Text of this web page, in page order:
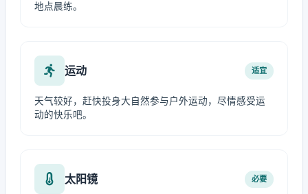
地点晨练。
运动 适宜
天气较好，赶快投身大自然参与户外运动，尽情感受运
动的快乐吧。
太阳镜 必要